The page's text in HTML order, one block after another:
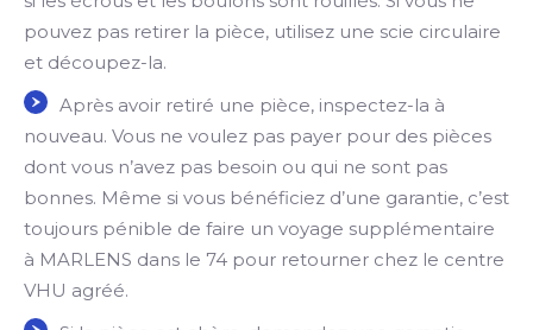
pouvez pas retirer la pièce, utilisez une scie circulaire
et découpez-la.
Après avoir retiré une pièce, inspectez-la à
nouveau. Vous ne voulez pas payer pour des pièces
dont vous n’avez pas besoin ou qui ne sont pas
bonnes. Même si vous bénéficiez d’une garantie, c’est
toujours pénible de faire un voyage supplémentaire
à MARLENS dans le 74 pour retourner chez le centre
VHU agréé.